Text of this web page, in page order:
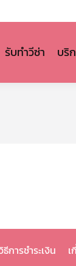
รับทำวีซ่า บริ
ธีการชำระเงิน เ